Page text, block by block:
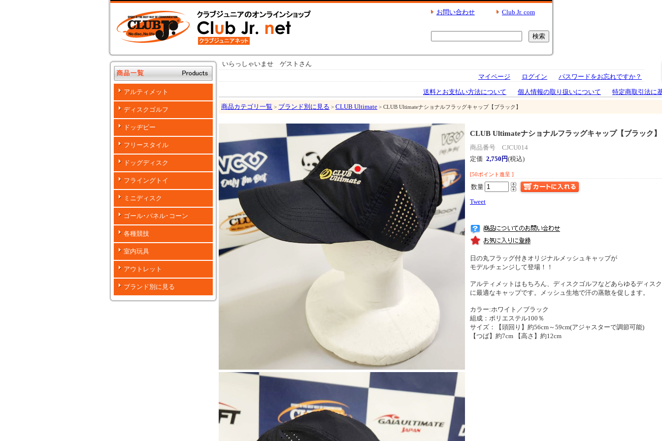
お問い合わせ Club Jr. com
アルティメット
ディスクゴルフ
ドッヂビー
フリースタイル
ドッグディスク
フライングトイ
ミニディスク
ゴール･パネル･コーン
各種競技
室内玩具
アウトレット
ブランド別に見る
いらっしゃいませ ゲストさん
マイページ
ログイン パスワードをお忘れですか？
送料とお支払い方法について 個人情報の取り扱いについて
特定商取引法に
商品カテゴリ一覧 > ブランド別に見る > CLUB Ultimate > CLUB Ultimateナショナルフラッグキャップ【ブラック】
CLUB Ultimateナショナルフラッグキャップ【ブラック】
商品番号 CJCU014
定価 2,750円(税込)
[50ポイント進呈 ]
数量
Tweet
日の丸フラッグ付きオリジナルメッシュキャップが
モデルチェンジして登場！！
アルティメットはもちろん、ディスクゴルフなどあらゆるディス
に最適なキャップです。メッシュ生地で汗の蒸散を促します。
カラー:ホワイト／ブラック
組成：ポリエステル100％
サイズ：【頭回り】約56cm～59cm(アジャスターで調節可能)
【つば】約7cm 【高さ】約12cm